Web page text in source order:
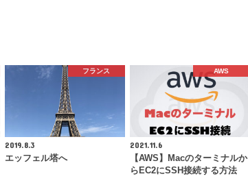
フランス
2019.8.3
エッフェル塔へ
AWS
2021.11.6
【AWS】Macのターミナルか
らEC2にSSH接続する方法